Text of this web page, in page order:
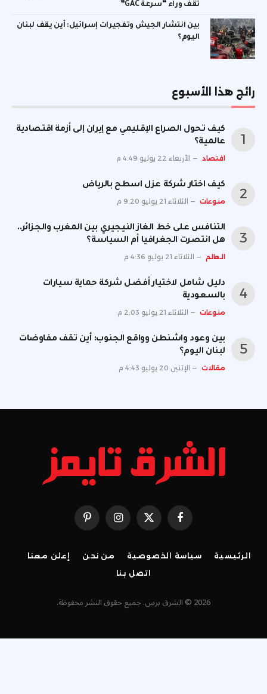
تقف وراء “سرعة GAC”
بين انتشار الجيش وتفجيرات إسرائيل: أين يقف لبنان
اليوم؟
رائج هذا الأسبوع
كيف تحول الصراع الإقليمي مع إيران إلى أزمة اقتصادية
عالمية؟
اقتصاد الأربعاء 22 يوليو 4:49 م
كيف اختار شركة عزل اسطح بالرياض
منوعات الثلاثاء 21 يوليو 9:20 م
التنافس على خط الغاز النيجيري بين المغرب والجزائر..
هل انتصرت الجغرافيا أم السياسة؟
العالم الثلاثاء 21 يوليو 4:36 م
دليل شامل لاختيار أفضل شركة حماية سيارات
بالسعودية
منوعات الثلاثاء 21 يوليو 2:03 م
بين وعود واشنطن وواقع الجنوب: أين تقف مفاوضات
لبنان اليوم؟
مقالات الإثنين 20 يوليو 4:43 م
فيسبوك X
(Twitter)
الانستغرامبينتيريست
الرئيسية سياسة الخصوصية من نحن
إعلن معنا
اتصل بنا
2026 © الشرق برس. جميع حقوق النشر محفوظة.